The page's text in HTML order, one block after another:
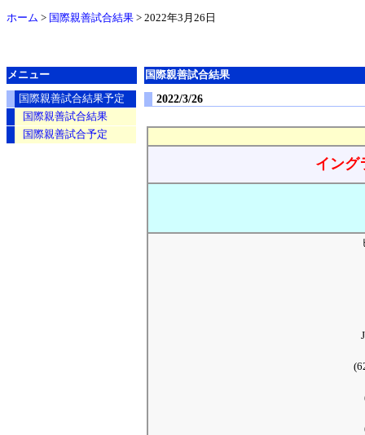
ホーム > 国際親善試合結果 > 2022年3月26日
国際親善試合結果
2022/3/26
イング
メニュー
国際親善試合結果予定
国際親善試合結果
国際親善試合予定